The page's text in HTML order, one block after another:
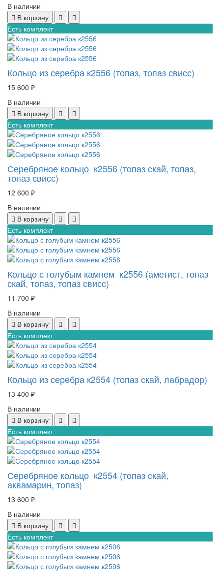
В наличии
В корзину
Есть комплект
Кольцо из серебра к2556 (топаз, топаз свисс)
15 600 ₽
В наличии
В корзину
Есть комплект
Серебряное кольцо к2556 (топаз скай, топаз,
топаз свисс)
12 600 ₽
В наличии
В корзину
Есть комплект
Кольцо с голубым камнем к2556 (аметист, топаз
скай, топаз, топаз свисс)
11 700 ₽
В наличии
В корзину
Есть комплект
Кольцо из серебра к2554 (топаз скай, лабрадор)
13 400 ₽
В наличии
В корзину
Есть комплект
Серебряное кольцо к2554 (топаз скай,
аквамарин, топаз)
13 600 ₽
В наличии
В корзину
Есть комплект